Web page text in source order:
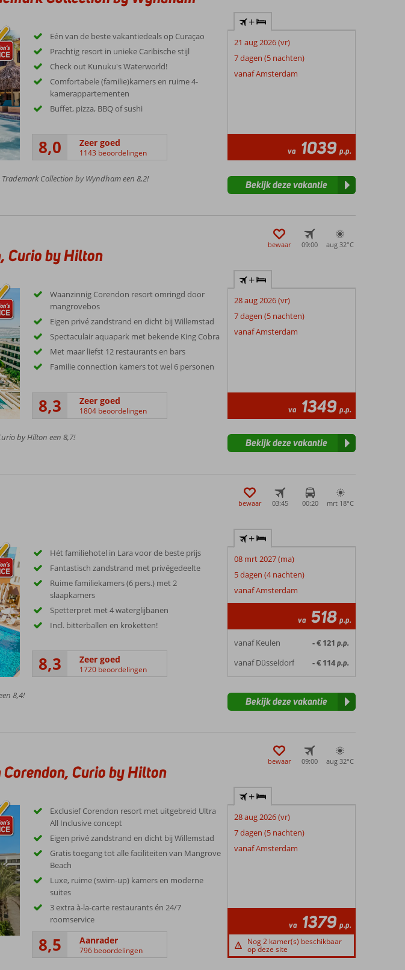
Eén van de beste vakantiedeals op Curaçao
Prachtig resort in unieke Caribische stijl
Check out Kunuku's Waterworld!
Comfortabele (familie)kamers en ruime 4-
kamerappartementen
Buffet, pizza, BBQ of sushi
8,0 Zeer goed
1143 beoordelingen
+
21 aug 2026 (vr)
7 dagen (5 nachten)
vanaf Amsterdam
va 1039 p.p.
Collection by Wyndham een 8,2! Bekijk deze vakantie
Curio by Hilton
bewaar 09:00 aug 32°C
Waanzinnig Corendon resort omringd door
mangrovebos
Eigen privé zandstrand en dicht bij Willemstad
Spectaculair aquapark met bekende King Cobra
Met maar liefst 12 restaurants en bars
Familie connection kamers tot wel 6 personen
8,3 Zeer goed
1804 beoordelingen
+
28 aug 2026 (vr)
7 dagen (5 nachten)
vanaf Amsterdam
va 1349 p.p.
by Hilton een 8,7! Bekijk deze vakantie
bewaar 03:45 00:20 mrt 18°C
Hét familiehotel in Lara voor de beste prijs
Fantastisch zandstrand met privégedeelte
Ruime familiekamers (6 pers.) met 2
slaapkamers
Spetterpret met 4 waterglijbanen
Incl. bitterballen en kroketten!
8,3 Zeer goed
1720 beoordelingen
+
08 mrt 2027 (ma)
5 dagen (4 nachten)
vanaf Amsterdam
va 518 p.p.
vanaf Keulen - € 121 p.p.
vanaf Düsseldorf - € 114p.p.
8,4! Bekijk deze vakantie
Curio by Hilton
bewaar 09:00 aug 32°C
Exclusief Corendon resort met uitgebreid Ultra
All Inclusive concept
Eigen privé zandstrand en dicht bij Willemstad
Gratis toegang tot alle faciliteiten van Mangrove
Beach
Luxe, ruime (swim-up) kamers en moderne
suites
3 extra à-la-carte restaurants én 24/7
roomservice
8,5 Aanrader
796 beoordelingen
+
28 aug 2026 (vr)
7 dagen (5 nachten)
vanaf Amsterdam
va 1379 p.p.
Nog 2 kamer(s) beschikbaar
op deze site